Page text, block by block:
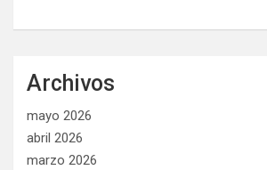
Archivos
mayo 2026
abril 2026
marzo 2026